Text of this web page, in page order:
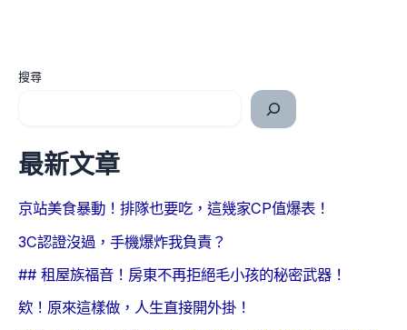
搜尋
最新文章
京站美食暴動！排隊也要吃，這幾家CP值爆表！
3C認證沒過，手機爆炸我負責？
## 租屋族福音！房東不再拒絕毛小孩的秘密武器！
欸！原來這樣做，人生直接開外掛！